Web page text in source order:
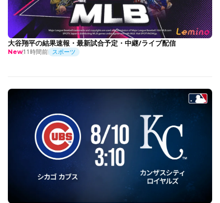
大谷翔平の結果速報・最新試合予定・中継/ライブ配信
New11時間前 スポーツ